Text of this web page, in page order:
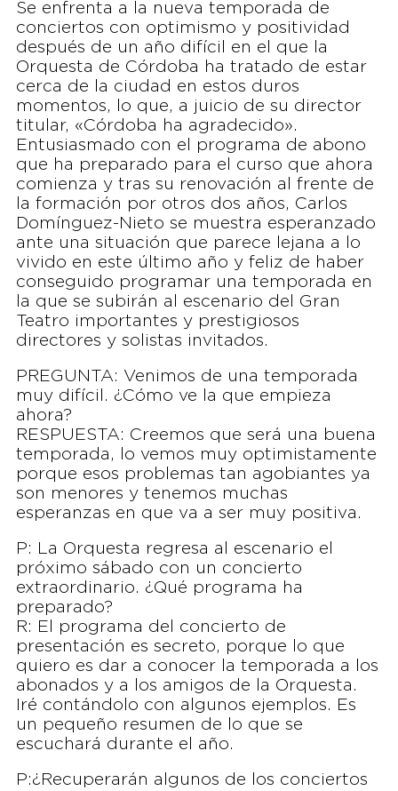
Se enfrenta a la nueva temporada de
conciertos con optimismo y positividad
después de un año difícil en el que la
Orquesta de Córdoba ha tratado de estar
cerca de la ciudad en estos duros
momentos, lo que, a juicio de su director
titular, «Córdoba ha agradecido».
Entusiasmado con el programa de abono
que ha preparado para el curso que ahora
comienza y tras su renovación al frente de
la formación por otros dos años, Carlos
Domínguez-Nieto se muestra esperanzado
ante una situación que parece lejana a lo
vivido en este último año y feliz de haber
conseguido programar una temporada en
la que se subirán al escenario del Gran
Teatro importantes y prestigiosos
directores y solistas invitados.
PREGUNTA: Venimos de una temporada
muy difícil. ¿Cómo ve la que empieza
ahora?
RESPUESTA: Creemos que será una buena
temporada, lo vemos muy optimistamente
porque esos problemas tan agobiantes ya
son menores y tenemos muchas
esperanzas en que va a ser muy positiva.
P: La Orquesta regresa al escenario el
próximo sábado con un concierto
extraordinario. ¿Qué programa ha
preparado?
R: El programa del concierto de
presentación es secreto, porque lo que
quiero es dar a conocer la temporada a los
abonados y a los amigos de la Orquesta.
Iré contándolo con algunos ejemplos. Es
un pequeño resumen de lo que se
escuchará durante el año.
P:¿Recuperarán algunos de los conciertos